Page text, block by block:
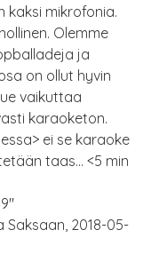
kaksi mikrofonia.
Olemme
ja
on ollut hyvin
vaikuttaa
karaoketon.
ei se karaoke
taas… <5 min
Saksaan, 2018-05-